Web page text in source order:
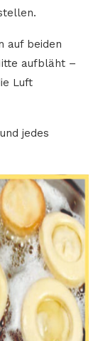
auf beiden
aufbläht –
Luft
jedes